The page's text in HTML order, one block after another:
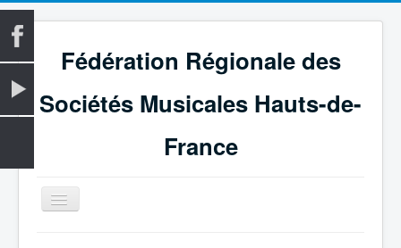
Fédération Régionale des
Sociétés Musicales Hauts-de-
France
Basculer
la